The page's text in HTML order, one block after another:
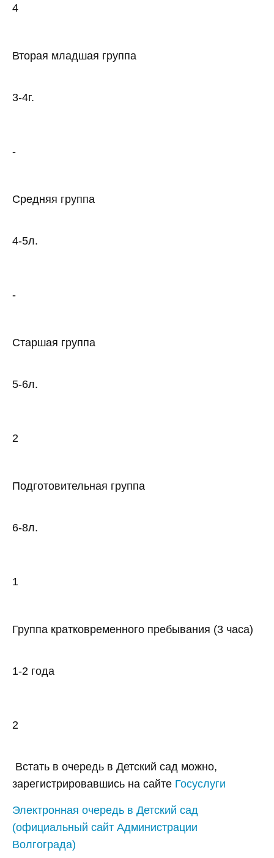
4
Вторая младшая группа
3-4г.
-
Средняя группа
4-5л.
-
Старшая группа
5-6л.
2
Подготовительная группа
6-8л.
1
Группа кратковременного пребывания (3 часа)
1-2 года
2
Встать в очередь в Детский сад можно,
зарегистрировавшись на сайте Госуслуги
Электронная очередь в Детский сад
(официальный сайт Администрации
Волгограда)